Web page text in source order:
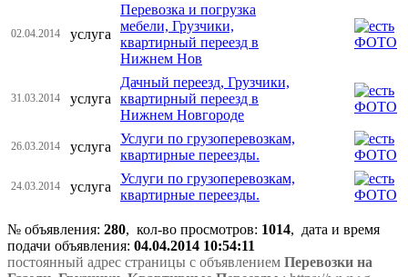
02.04.2014 услуга
Перевозка и погрузка
мебели, Грузчики,
квартирный переезд в
Нижнем Нов
31.03.2014 услуга
Дачный переезд, Грузчики,
квартирный переезд в
Нижнем Новгороде
26.03.2014 услуга
Услуги по грузоперевозкам,
квартирные переезды.
24.03.2014 услуга
Услуги по грузоперевозкам,
квартирные переезды.
№ объявления: 280, кол-во просмотров: 1014, дата и время
подачи объявления: 04.04.2014 10:54:11
постоянный адрес страницы с объявлением Перевозки на